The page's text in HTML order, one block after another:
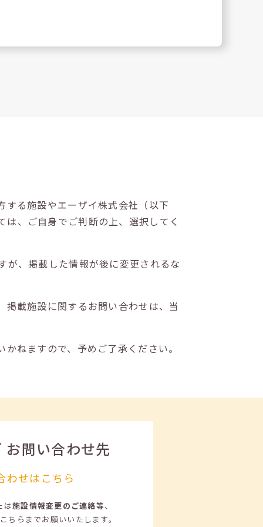
る施設やエーザイ株式会社（以下
、ご自身でご判断の上、選択してく
が、掲載した情報が後に変更されるな
載施設に関するお問い合わせは、当
ねますので、予めご了承ください。
お問い合わせ先
わせはこちら
は施設情報変更のご連絡等、
ちらまでお願いいたします。